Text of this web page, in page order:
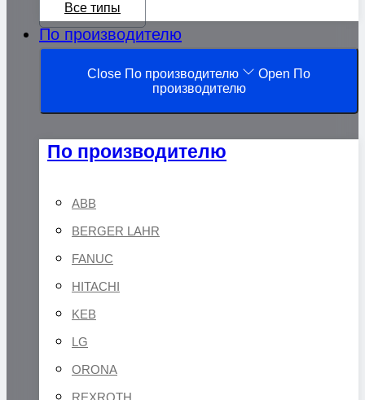
Все типы
По производителю
Close По производителю
Open По
производителю
По производителю
ABB
BERGER LAHR
FANUC
HITACHI
KEB
LG
ORONA